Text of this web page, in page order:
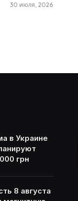
30 июля, 2026
в Украине
грн
8 августа